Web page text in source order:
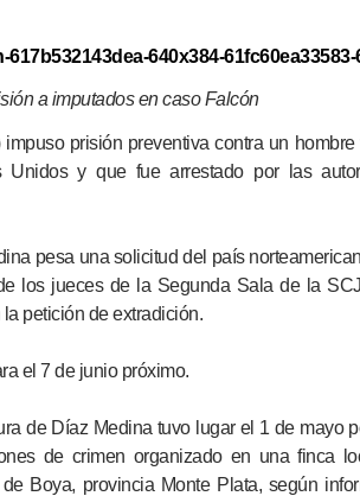
a imputados en caso Falcón
prisión preventiva contra un hombre
Unidos y que fue arrestado por las
pesa una solicitud del país
los jueces de la Segunda Sala de la
petición de extradición.
el 7 de junio próximo.
de Díaz Medina tuvo lugar el 1 de mayo
de crimen organizado en una finca
Boya, provincia Monte Plata, según